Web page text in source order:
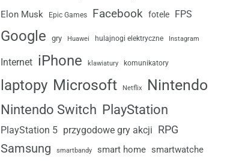
Elon Musk Epic Games Facebook fotele FPS
Google gry Huawei hulajnogi elektryczne Instagram
Internet iPhone klawiatury komunikatory
laptopy Microsoft Netflix Nintendo
Nintendo Switch PlayStation
PlayStation 5 przygodowe gry akcji RPG
Samsung smartbandy smart home smartwatche